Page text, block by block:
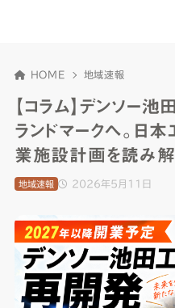
HOME 地域速報
【コラム】デンソー
ランドマークへ。日
業施設計画を読み解
2026年5月11日
地域速報